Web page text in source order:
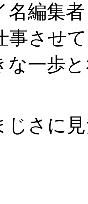
名編集
事させ
な一歩
じさに